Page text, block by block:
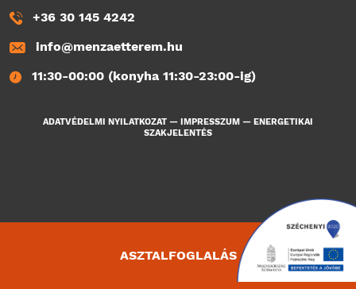
+36 30 145 4242
info@menzaetterem.hu
11:30-00:00 (konyha 11:30-23:00-ig)
ADATVÉDELMI NYILATKOZAT — IMPRESSZUM — ENERGETIKAI
SZAKJELENTÉS
ASZTALFOGLALÁS